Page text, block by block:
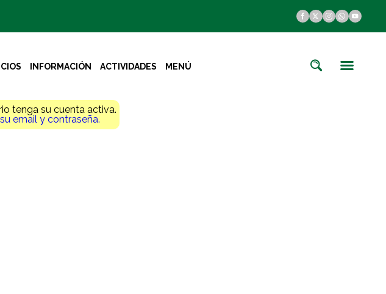
INFORMACIÓN ACTIVIDADES MENÚ
tenga su cuenta activa.
email y contraseña.